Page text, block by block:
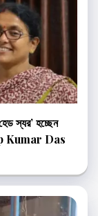
স্যর’ হচ্ছেন
Kumar Das